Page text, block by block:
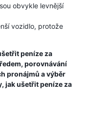
obvykle levnější
vozidlo, protože
peníze za
porovnávání
pronájmů a výběr
jak ušetřit peníze za